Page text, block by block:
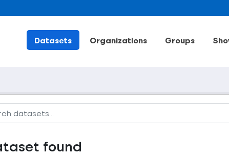
Datasets Organizations Groups
found